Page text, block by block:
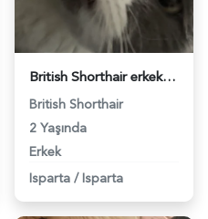
British Shorthair erkek kedime eş arıyorum - 118983390
British Shorthair
2 Yaşında
Erkek
Isparta / Isparta